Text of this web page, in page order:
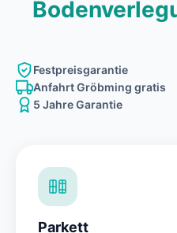
Festpreisgarantie
Anfahrt Gröbming gratis
5 Jahre Garantie
Parkett